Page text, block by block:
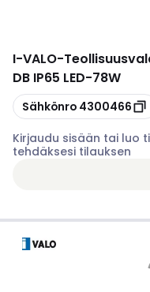
I-VALO-
DB IP65 LED-78W
Kopioi
Sähkönro 4300466
Kirjaudu sisään tai luo
tehdäksesi tilauksen